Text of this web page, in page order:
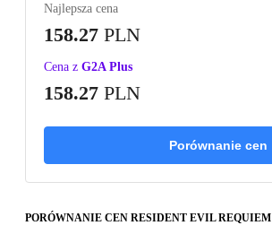
Najlepsza cena
158.27 PLN
Cena z G2A Plus
158.27 PLN
Porównanie cen
PORÓWNANIE CEN RESIDENT EVIL REQUIEM